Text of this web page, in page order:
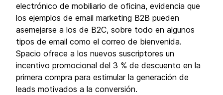
electrónico de mobiliario de oficina, evidencia que
los ejemplos de email marketing B2B pueden
asemejarse a los de B2C, sobre todo en algunos
tipos de email como el correo de bienvenida.
Spacio ofrece a los nuevos suscriptores un
incentivo promocional del 3 % de descuento en la
primera compra para estimular la generación de
leads motivados a la conversión.